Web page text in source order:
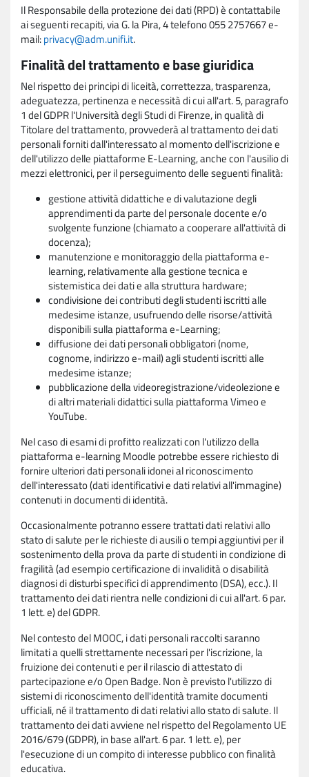
Il Responsabile della protezione dei dati (RPD) è contattabile
ai seguenti recapiti, via G. la Pira, 4 telefono 055 2757667 e-
mail:privacy@adm.unifi.it.
Finalità del trattamento e base giuridica
Nel rispetto dei principi di liceità, correttezza, trasparenza,
adeguatezza, pertinenza e necessità di cui all'art. 5, paragrafo
1 del GDPR l'Università degli Studi di Firenze, in qualità di
Titolare del trattamento, provvederà al trattamento dei dati
personali forniti dall'interessato al momento dell'iscrizione e
dell'utilizzo delle piattaforme E-Learning, anche con l'ausilio di
mezzi elettronici, per il perseguimento delle seguenti finalità:
gestione attività didattiche e di valutazione degli
apprendimenti da parte del personale docente e/o
svolgente funzione (chiamato a cooperare all'attività di
docenza);
manutenzione e monitoraggio della piattaforma e-
learning, relativamente alla gestione tecnica e
sistemistica dei dati e alla struttura hardware;
condivisione dei contributi degli studenti iscritti alle
medesime istanze, usufruendo delle risorse/attività
disponibili sulla piattaforma e-Learning;
diffusione dei dati personali obbligatori (nome,
cognome, indirizzo e-mail) agli studenti iscritti alle
medesime istanze;
pubblicazione della videoregistrazione/videolezione e
di altri materiali didattici sulla piattaforma Vimeo e
YouTube.
Nel caso di esami di profitto realizzati con l'utilizzo della
piattaforma e-learning Moodle potrebbe essere richiesto di
fornire ulteriori dati personali idonei al riconoscimento
dell'interessato (dati identificativi e dati relativi all'immagine)
contenuti in documenti di identità.
Occasionalmente potranno essere trattati dati relativi allo
stato di salute per le richieste di ausili o tempi aggiuntivi per il
sostenimento della prova da parte di studenti in condizione di
fragilità (ad esempio certificazione di invalidità o disabilità
diagnosi di disturbi specifici di apprendimento (DSA), ecc.). Il
trattamento dei dati rientra nelle condizioni di cui all'art. 6 par.
1 lett. e) del GDPR.
Nel contesto del MOOC, i dati personali raccolti saranno
limitati a quelli strettamente necessari per l'iscrizione, la
fruizione dei contenuti e per il rilascio di attestato di
partecipazione e/o Open Badge. Non è previsto l'utilizzo di
sistemi di riconoscimento dell'identità tramite documenti
ufficiali, né il trattamento di dati relativi allo stato di salute. Il
trattamento dei dati avviene nel rispetto del Regolamento UE
2016/679 (GDPR), in base all'art. 6 par. 1 lett. e), per
l'esecuzione di un compito di interesse pubblico con finalità
educativa.